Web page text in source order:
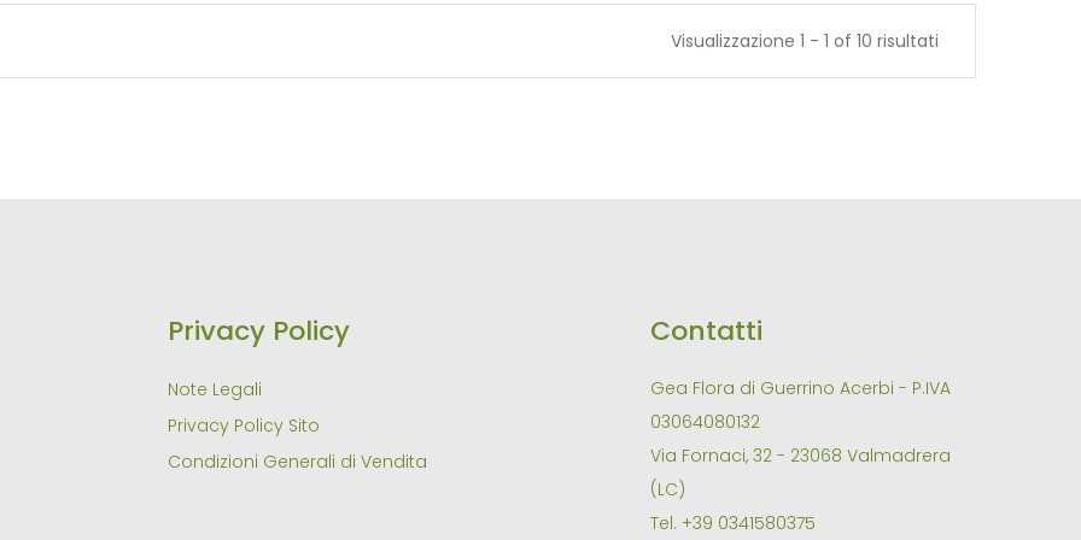
Visualizzazione 1 - 1 of 10 risultati
Privacy Policy
Note Legali
Privacy Policy Sito
Condizioni Generali di Vendita
Contatti
Gea Flora di Guerrino Acerbi - P.IVA
03064080132
Via Fornaci, 32 - 23068 Valmadrera
(LC)
Tel. +39 0341580375